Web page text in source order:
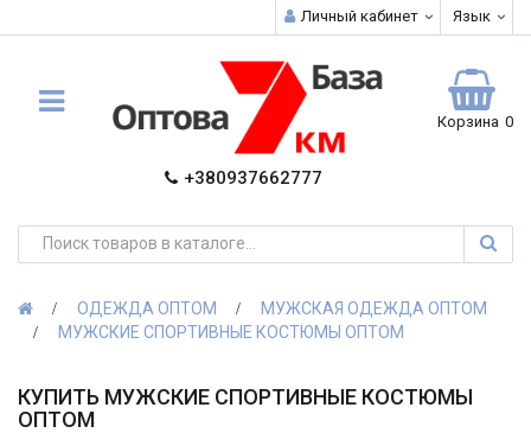
Личный кабинет Язык
+380937662777
Корзина 0
ОДЕЖДА ОПТОМ
МУЖСКАЯ ОДЕЖДА ОПТОМ
МУЖСКИЕ СПОРТИВНЫЕ КОСТЮМЫ ОПТОМ
КУПИТЬ МУЖСКИЕ СПОРТИВНЫЕ КОСТЮМЫ
ОПТОМ